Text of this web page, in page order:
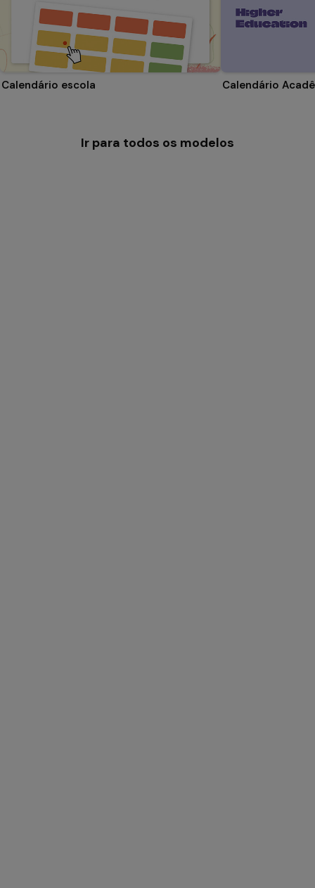
Calendário escola
Ir para todos os modelos